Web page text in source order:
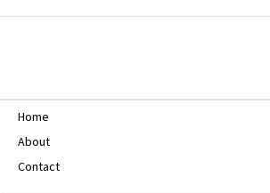
Home
About
Contact